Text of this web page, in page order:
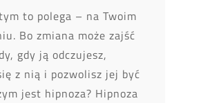
to polega – na Twoim
Bo zmiana może zajść
gdy ją odczujesz,
z nią i pozwolisz jej być
jest hipnoza? Hipnoza